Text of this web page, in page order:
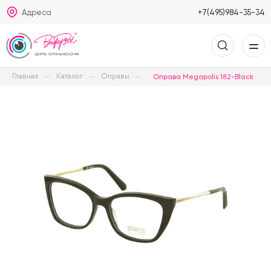
Адреса +7(495)984-35-34
Главная Каталог Оправы Оправа Megapolis 182-Black